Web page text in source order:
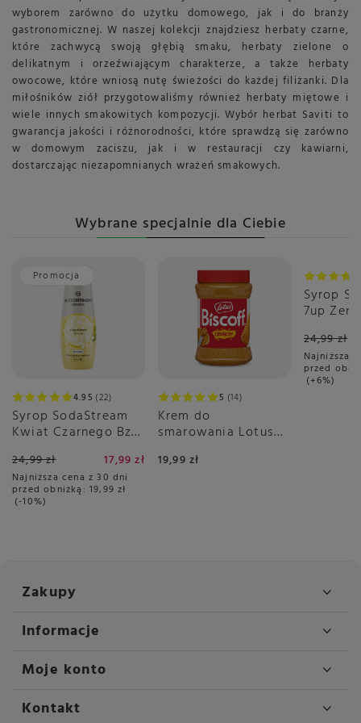
wyborem zarówno do użytku domowego, jak i do branży
gastronomicznej. W naszej kolekcji znajdziesz herbaty czarne,
które zachwycą swoją głębią smaku, herbaty zielone o
delikatnym i orzeźwiającym charakterze, a także herbaty
owocowe, które wniosą nutę świeżości do każdej filiżanki. Dla
miłośników ziół przygotowaliśmy również herbaty miętowe i
wiele innych smakowitych kompozycji. Wybór herbat Saviti to
gwarancja jakości i różnorodności, które sprawdzą się zarówno
w domowym zaciszu, jak i w restauracji czy kawiarni,
dostarczając niezapomnianych wrażeń smakowych.
Wybrane specjalnie dla Ciebie
Promocja
4.95 22
Syrop SodaStream
Kwiat Czarnego Bzu
24,99 zł 17,99 zł
Najniższa cena z 30 dni
przed obniżką: 19,99 zł
-10%
5 14
Krem do
smarowania Lotus
380g
19,99 zł
Okazja
Syrop
7up
24,99 zł
Najniższa
przed
+6%
Zakupy
Informacje
Moje konto
Kontakt